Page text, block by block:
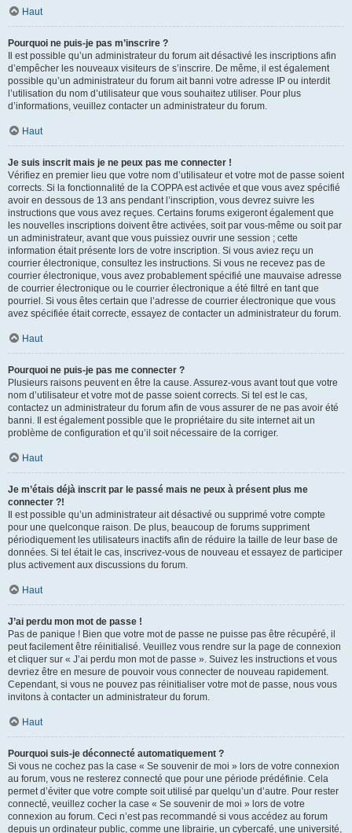
Haut
Pourquoi ne puis-je pas m’inscrire ?
Il est possible qu’un administrateur du forum ait désactivé les inscriptions afin
d’empêcher les nouveaux visiteurs de s’inscrire. De même, il est également
possible qu’un administrateur du forum ait banni votre adresse IP ou interdit
l’utilisation du nom d’utilisateur que vous souhaitez utiliser. Pour plus
d’informations, veuillez contacter un administrateur du forum.
Haut
Je suis inscrit mais je ne peux pas me connecter !
Vérifiez en premier lieu que votre nom d’utilisateur et votre mot de passe soient
corrects. Si la fonctionnalité de la COPPA est activée et que vous avez spécifié
avoir en dessous de 13 ans pendant l’inscription, vous devrez suivre les
instructions que vous avez reçues. Certains forums exigeront également que
les nouvelles inscriptions doivent être activées, soit par vous-même ou soit par
un administrateur, avant que vous puissiez ouvrir une session ; cette
information était présente lors de votre inscription. Si vous aviez reçu un
courrier électronique, consultez les instructions. Si vous ne recevez pas de
courrier électronique, vous avez probablement spécifié une mauvaise adresse
de courrier électronique ou le courrier électronique a été filtré en tant que
pourriel. Si vous êtes certain que l’adresse de courrier électronique que vous
avez spécifiée était correcte, essayez de contacter un administrateur du forum.
Haut
Pourquoi ne puis-je pas me connecter ?
Plusieurs raisons peuvent en être la cause. Assurez-vous avant tout que votre
nom d’utilisateur et votre mot de passe soient corrects. Si tel est le cas,
contactez un administrateur du forum afin de vous assurer de ne pas avoir été
banni. Il est également possible que le propriétaire du site internet ait un
problème de configuration et qu’il soit nécessaire de la corriger.
Haut
Je m’étais déjà inscrit par le passé mais ne peux à présent plus me
connecter ?!
Il est possible qu’un administrateur ait désactivé ou supprimé votre compte
pour une quelconque raison. De plus, beaucoup de forums suppriment
périodiquement les utilisateurs inactifs afin de réduire la taille de leur base de
données. Si tel était le cas, inscrivez-vous de nouveau et essayez de participer
plus activement aux discussions du forum.
Haut
J’ai perdu mon mot de passe !
Pas de panique ! Bien que votre mot de passe ne puisse pas être récupéré, il
peut facilement être réinitialisé. Veuillez vous rendre sur la page de connexion
et cliquer sur « J’ai perdu mon mot de passe ». Suivez les instructions et vous
devriez être en mesure de pouvoir vous connecter de nouveau rapidement.
Cependant, si vous ne pouvez pas réinitialiser votre mot de passe, nous vous
invitons à contacter un administrateur du forum.
Haut
Pourquoi suis-je déconnecté automatiquement ?
Si vous ne cochez pas la case « Se souvenir de moi » lors de votre connexion
au forum, vous ne resterez connecté que pour une période prédéfinie. Cela
permet d’éviter que votre compte soit utilisé par quelqu’un d’autre. Pour rester
connecté, veuillez cocher la case « Se souvenir de moi » lors de votre
connexion au forum. Ceci n’est pas recommandé si vous accédez au forum
depuis un ordinateur public, comme une librairie, un cybercafé, une université,